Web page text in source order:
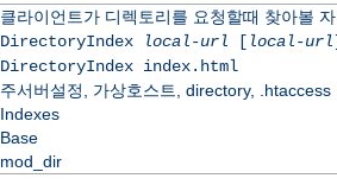
클라이언트가 디렉토리를 요청할때 찾아볼
DirectoryIndex local-url [ local-url
DirectoryIndex index.html
주서버설정, 가상호스트, directory, .htaccess
Indexes
Base
mod_dir